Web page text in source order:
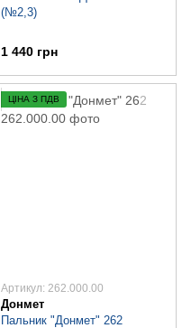
(№2,3)
1 440 грн
ЦІНА З ПДВ
Артикул: 262.000.00
Донмет
Пальник "Донмет" 262